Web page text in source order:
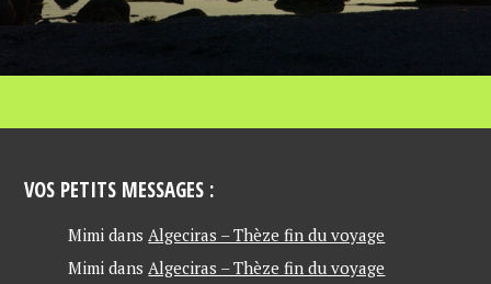
VOS PETITS MESSAGES :
Mimi dansAlgeciras – Thèze fin du voyage
Mimi dansAlgeciras – Thèze fin du voyage